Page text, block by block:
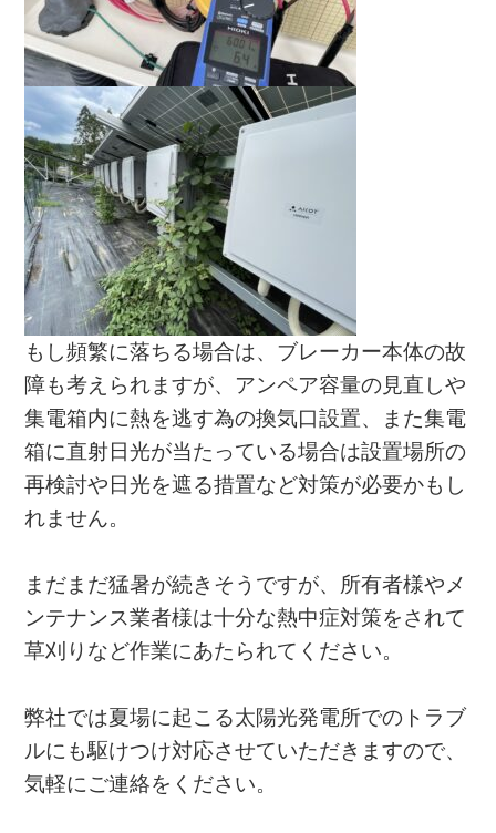
もし頻繁に落ちる場合は、ブレーカー本体の故
障も考えられますが、アンペア容量の見直しや
集電箱内に熱を逃す為の換気口設置、また集電
箱に直射日光が当たっている場合は設置場所の
再検討や日光を遮る措置など対策が必要かもし
れません。
まだまだ猛暑が続きそうですが、所有者様やメ
ンテナンス業者様は十分な熱中症対策をされて
草刈りなど作業にあたられてください。
弊社では夏場に起こる太陽光発電所でのトラブ
ルにも駆けつけ対応させていただきますので、
気軽にご連絡をください。